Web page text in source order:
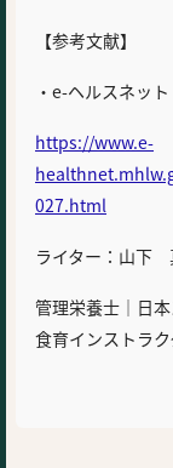
【参考文献】
・e-ヘルスネット
https://www.e-
027.html
ライター：山下
管理栄養士｜日
食育インストラ